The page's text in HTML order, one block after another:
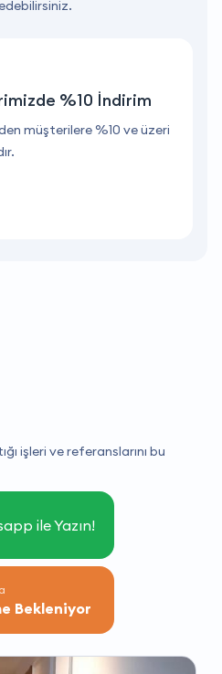
%10 İndirim
müşterilere %10 ve üzeri
işleri ve referanslarını bu
ile Yazın!
Bekleniyor